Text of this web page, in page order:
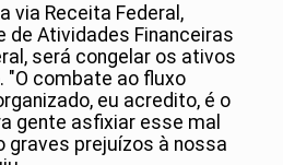
via Receita Federal,
de Atividades Financeiras
será congelar os ativos
"O combate ao fluxo
eu acredito, é o
gente asfixiar esse mal
graves prejuízos à nossa